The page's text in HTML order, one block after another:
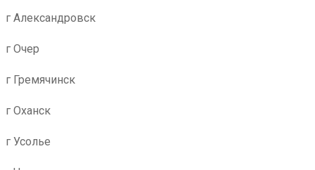
г Александровск
г Очер
г Гремячинск
г Оханск
г Усолье